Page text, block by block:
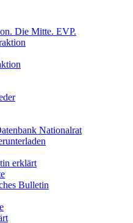
Die Mitte. EVP.
Nationalrat
erklärt
Bulletin